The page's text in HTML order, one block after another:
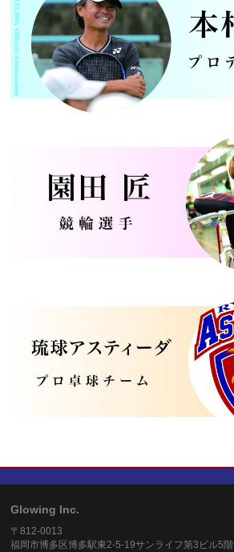
Glowing Inc.
〒812-0013
福岡市博多区博多駅東2-5-19サンライフ第3ビル5階